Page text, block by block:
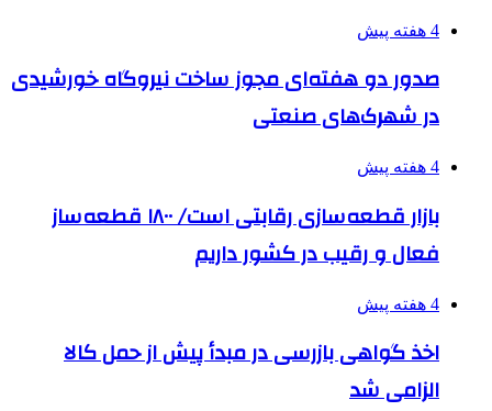
4 هفته پیش
صدور دو هفته‌ای مجوز ساخت نیروگاه خورشیدی
در شهرک‌های صنعتی
4 هفته پیش
بازار قطعه‌سازی رقابتی است/ ۱۸۰۰ قطعه‌ساز
فعال و رقیب در کشور داریم
4 هفته پیش
اخذ گواهی بازرسی در مبدأ پیش از حمل کالا
الزامی شد